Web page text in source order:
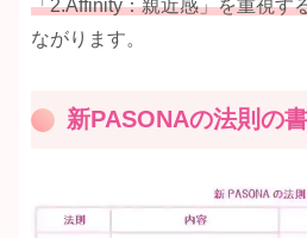
「2.Affinity：親近感」を重視す
ながります。
新PASONAの法則の